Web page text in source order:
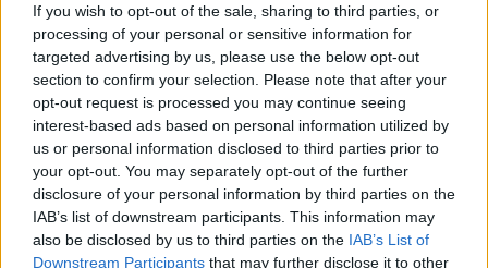
If you wish to opt-out of the sale, sharing to third parties, or
processing of your personal or sensitive information for
targeted advertising by us, please use the below opt-out
section to confirm your selection. Please note that after your
opt-out request is processed you may continue seeing
interest-based ads based on personal information utilized by
us or personal information disclosed to third parties prior to
your opt-out. You may separately opt-out of the further
disclosure of your personal information by third parties on the
IAB’s list of downstream participants. This information may
also be disclosed by us to third parties on the IAB’s List of
Downstream Participants that may further disclose it to other
kapcsolata innentől fogva tisztán üzleti lesz –
jelentette ki Donald Tusk lengyel miniszterelnök
ma este.
Ukrajna és Lengyelország közt jelentősen leromlott a
viszony, mióta Volodimir Zelenszkij ukrán elnök úgy
döntött, elnevez egy ukrán különleges alakulatot a nácikkal
kollaboráló Ukrán Felkelő Hadsereg (UPA) „hőseiről.” A
katonai formáció a második világháború során több tízezer
lengyel civilt mészárolt le. Donald Tusk lengyel